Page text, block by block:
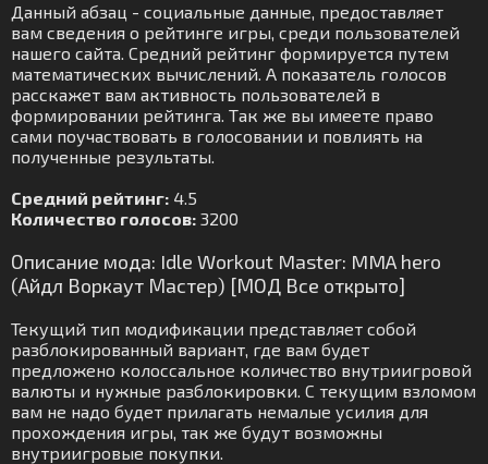
Данный абзац - социальные данные, предоставляет
вам сведения о рейтинге игры, среди пользователей
нашего сайта. Средний рейтинг формируется путем
математических вычислений. А показатель голосов
расскажет вам активность пользователей в
формировании рейтинга. Так же вы имеете право
сами поучаствовать в голосовании и повлиять на
полученные результаты.
Средний рейтинг: 4.5
Количество голосов: 3200
Описание мода: Idle Workout Master: MMA hero
(Айдл Воркаут Мастер) [МОД Все открыто]
Текущий тип модификации представляет собой
разблокированный вариант, где вам будет
предложено колоссальное количество внутриигровой
валюты и нужные разблокировки. С текущим взломом
вам не надо будет прилагать немалые усилия для
прохождения игры, так же будут возможны
внутриигровые покупки.